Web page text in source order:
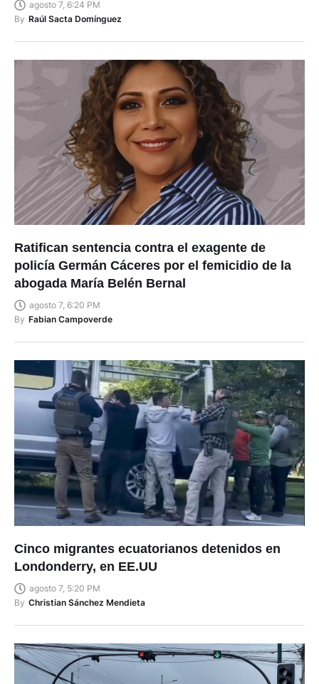
Ratifican sentencia contra el exagente de
policía Germán Cáceres por el femicidio de la
abogada María Belén Bernal
agosto 7, 6:20 PM
By Fabian Campoverde
Cinco migrantes ecuatorianos detenidos en
Londonderry, en EE.UU
agosto 7, 5:20 PM
By Christian Sánchez Mendieta